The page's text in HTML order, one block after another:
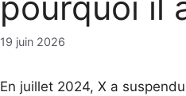
19 juin 2026
En juillet 2024, X a